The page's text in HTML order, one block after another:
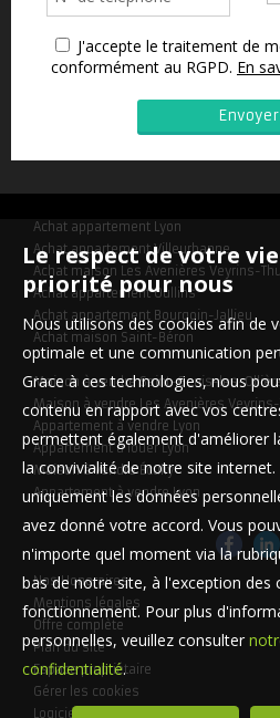
J'accepte le traitement de
conformément au RGPD. En
Achat appartement Lyon
Achat appartement Villeurbanne
Achat maison Les Avenières Veyrins-
Achat appartement Oullins
Achat appartement Bourgoin-Jallieu
Achat maison Saint-Béron
Maison à vendre Saint-Genis-les-
Maison à vendre Les Avenières
Appartement à vendre Lyon
Appartement à louer Lyon
Maison à vendre Écully
Appartement à vendre Lyon
Nos Honoraires
Mentions légales
Offre complète
Plan du site
Espace propriétaire
Gérer les cookies
Logiciel immobilier
Le respect de votre
priorité pour nous
Nous utilisons des cookies afin de
optimale et une communication
Grace à ces technologies, nous
contenu en rapport avec vos
permettent également d'améliorer
la convivialité de notre site
uniquement les données
avez donné votre accord. Vous
n'importe quel moment via la
bas de notre site, à l'exception des
fonctionnement. Pour plus
personnelles, veuillez consulter
confidentialité.